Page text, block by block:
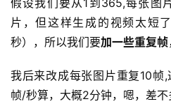
假设我们要从1到365,每张图
片，但这样生成的视频太短
秒），所以我们要加一些重复帧
我后来改成每张图片重复10
帧/秒算，大概2分钟，嗯，差不